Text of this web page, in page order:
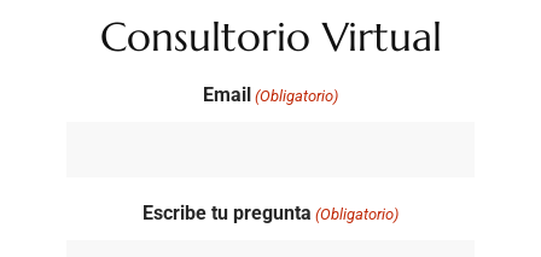
Consultorio Virtual
Email (Obligatorio)
Escribe tu pregunta (Obligatorio)